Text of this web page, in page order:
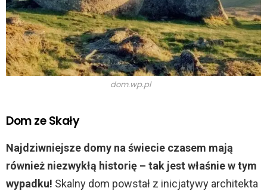
dom.wp.pl
Dom ze Skały
Najdziwniejsze domy na świecie czasem mają
również niezwykłą historię – tak jest właśnie w tym
wypadku! Skalny dom powstał z inicjatywy architekta